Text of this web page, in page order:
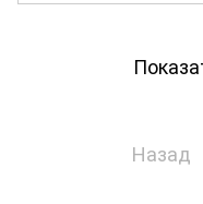
Назад